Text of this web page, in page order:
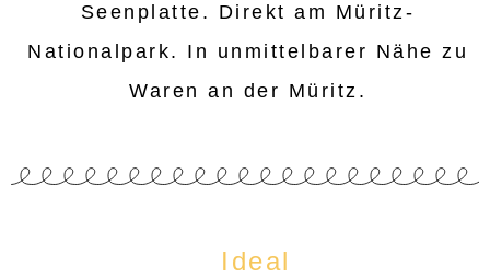
Seenplatte. Direkt am Müritz-
Nationalpark. In unmittelbarer Nähe zu
Waren an der Müritz.
Ideal